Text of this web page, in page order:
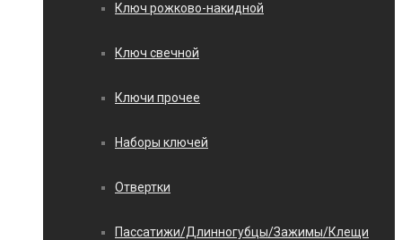
Ключ рожково-накидной
Ключ свечной
Ключи прочее
Наборы ключей
Отвертки
Пассатижи/Длинногубцы/Зажимы/Клещи